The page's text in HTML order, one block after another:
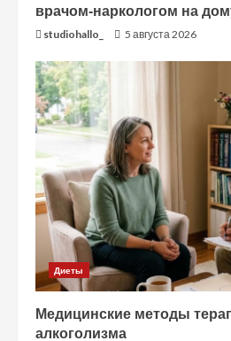
врачом-наркологом на
studiohallo_ 5 августа 2026
Диеты
Медицинские методы
алкоголизма